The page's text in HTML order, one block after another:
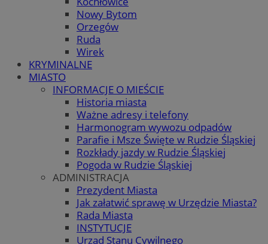
Nowy Bytom
Orzegów
Ruda
Wirek
KRYMINALNE
MIASTO
INFORMACJE O MIEŚCIE
Historia miasta
Ważne adresy i telefony
Harmonogram wywozu odpadów
Parafie i Msze Święte w Rudzie Śląskiej
Rozkłady jazdy w Rudzie Śląskiej
Pogoda w Rudzie Śląskiej
ADMINISTRACJA
Prezydent Miasta
Jak załatwić sprawę w Urzędzie Miasta?
Rada Miasta
INSTYTUCJE
Urząd Stanu Cywilnego